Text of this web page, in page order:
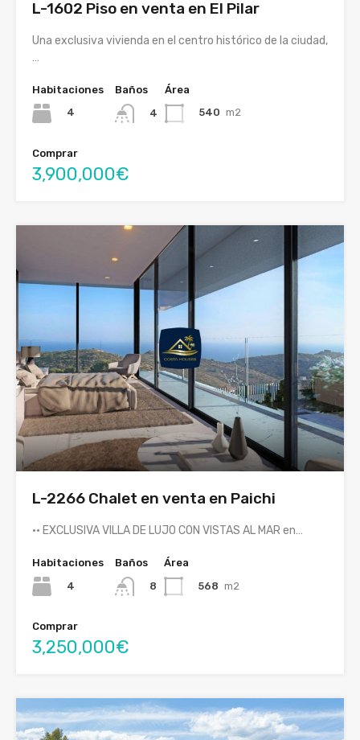
L-1602 Piso en venta en El Pilar
Una exclusiva vivienda en el centro histórico de la ciudad,
…
Habitaciones
4
Baños
4
Área
540 m2
Comprar
3,900,000€
L-2266 Chalet en venta en Paichi
·· EXCLUSIVA VILLA DE LUJO CON VISTAS AL MAR en…
Habitaciones
4
Baños
8
Área
568 m2
Comprar
3,250,000€